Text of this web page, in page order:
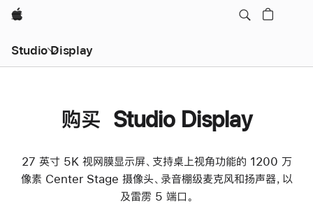
Apple
Studio Display
购买 Studio Display
27 英寸 5K 视网膜显示屏、支持桌上视角功能的 1200 万
像素 Center Stage 摄像头、录音棚级麦克风和扬声器，以
及雷雳 5 端口。